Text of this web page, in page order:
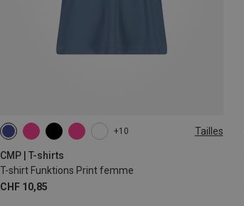
+10 Tailles
CMP | T-shirts
T-shirt Funktions Print femme
CHF 10,85